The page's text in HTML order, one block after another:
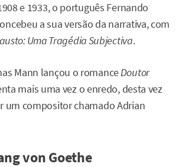
e 1933, o português Fernando
a sua versão da narrativa, com
Uma Tragédia Subjectiva.
Mann lançou o romanceDoutor
mais uma vez o enredo, desta vez
um compositor chamado Adrian
von Goethe